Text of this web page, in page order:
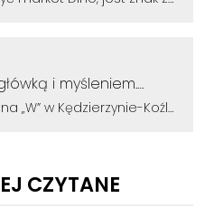
i myśleniem.
komentarza:
Koźlu. Mieszkańcy uczcili pamięć powstańców warszawskich
CZYTANE